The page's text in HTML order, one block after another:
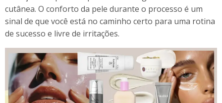
cutânea. O conforto da pele durante o processo é um
sinal de que você está no caminho certo para uma rotina
de sucesso e livre de irritações.